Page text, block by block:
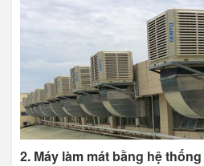
2. Máy làm mát bằng hệ